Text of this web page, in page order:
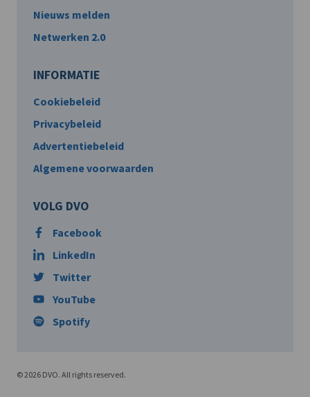
Nieuws melden
Netwerken 2.0
INFORMATIE
Cookiebeleid
Privacybeleid
Advertentiebeleid
Algemene voorwaarden
VOLG DVO
Facebook
LinkedIn
Twitter
YouTube
Spotify
© 2026 DVO. All rights reserved.